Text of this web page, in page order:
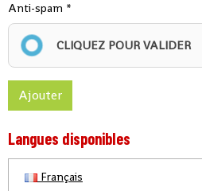
Anti-spam
CLIQUEZ POUR VALIDER
Ajouter
Langues disponibles
Français